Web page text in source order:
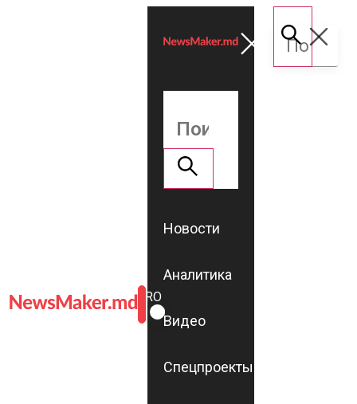
ROMÂNĂ
RU
Новости
Аналитика
Видео
Спецпроекты